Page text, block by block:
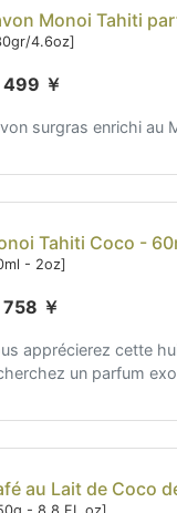
Monoi Tahiti
4.6oz]
￥
surgras enrichi au
Tahiti Coco -
- 2oz]
￥
apprécierez cette
un parfum
au Lait de Coco